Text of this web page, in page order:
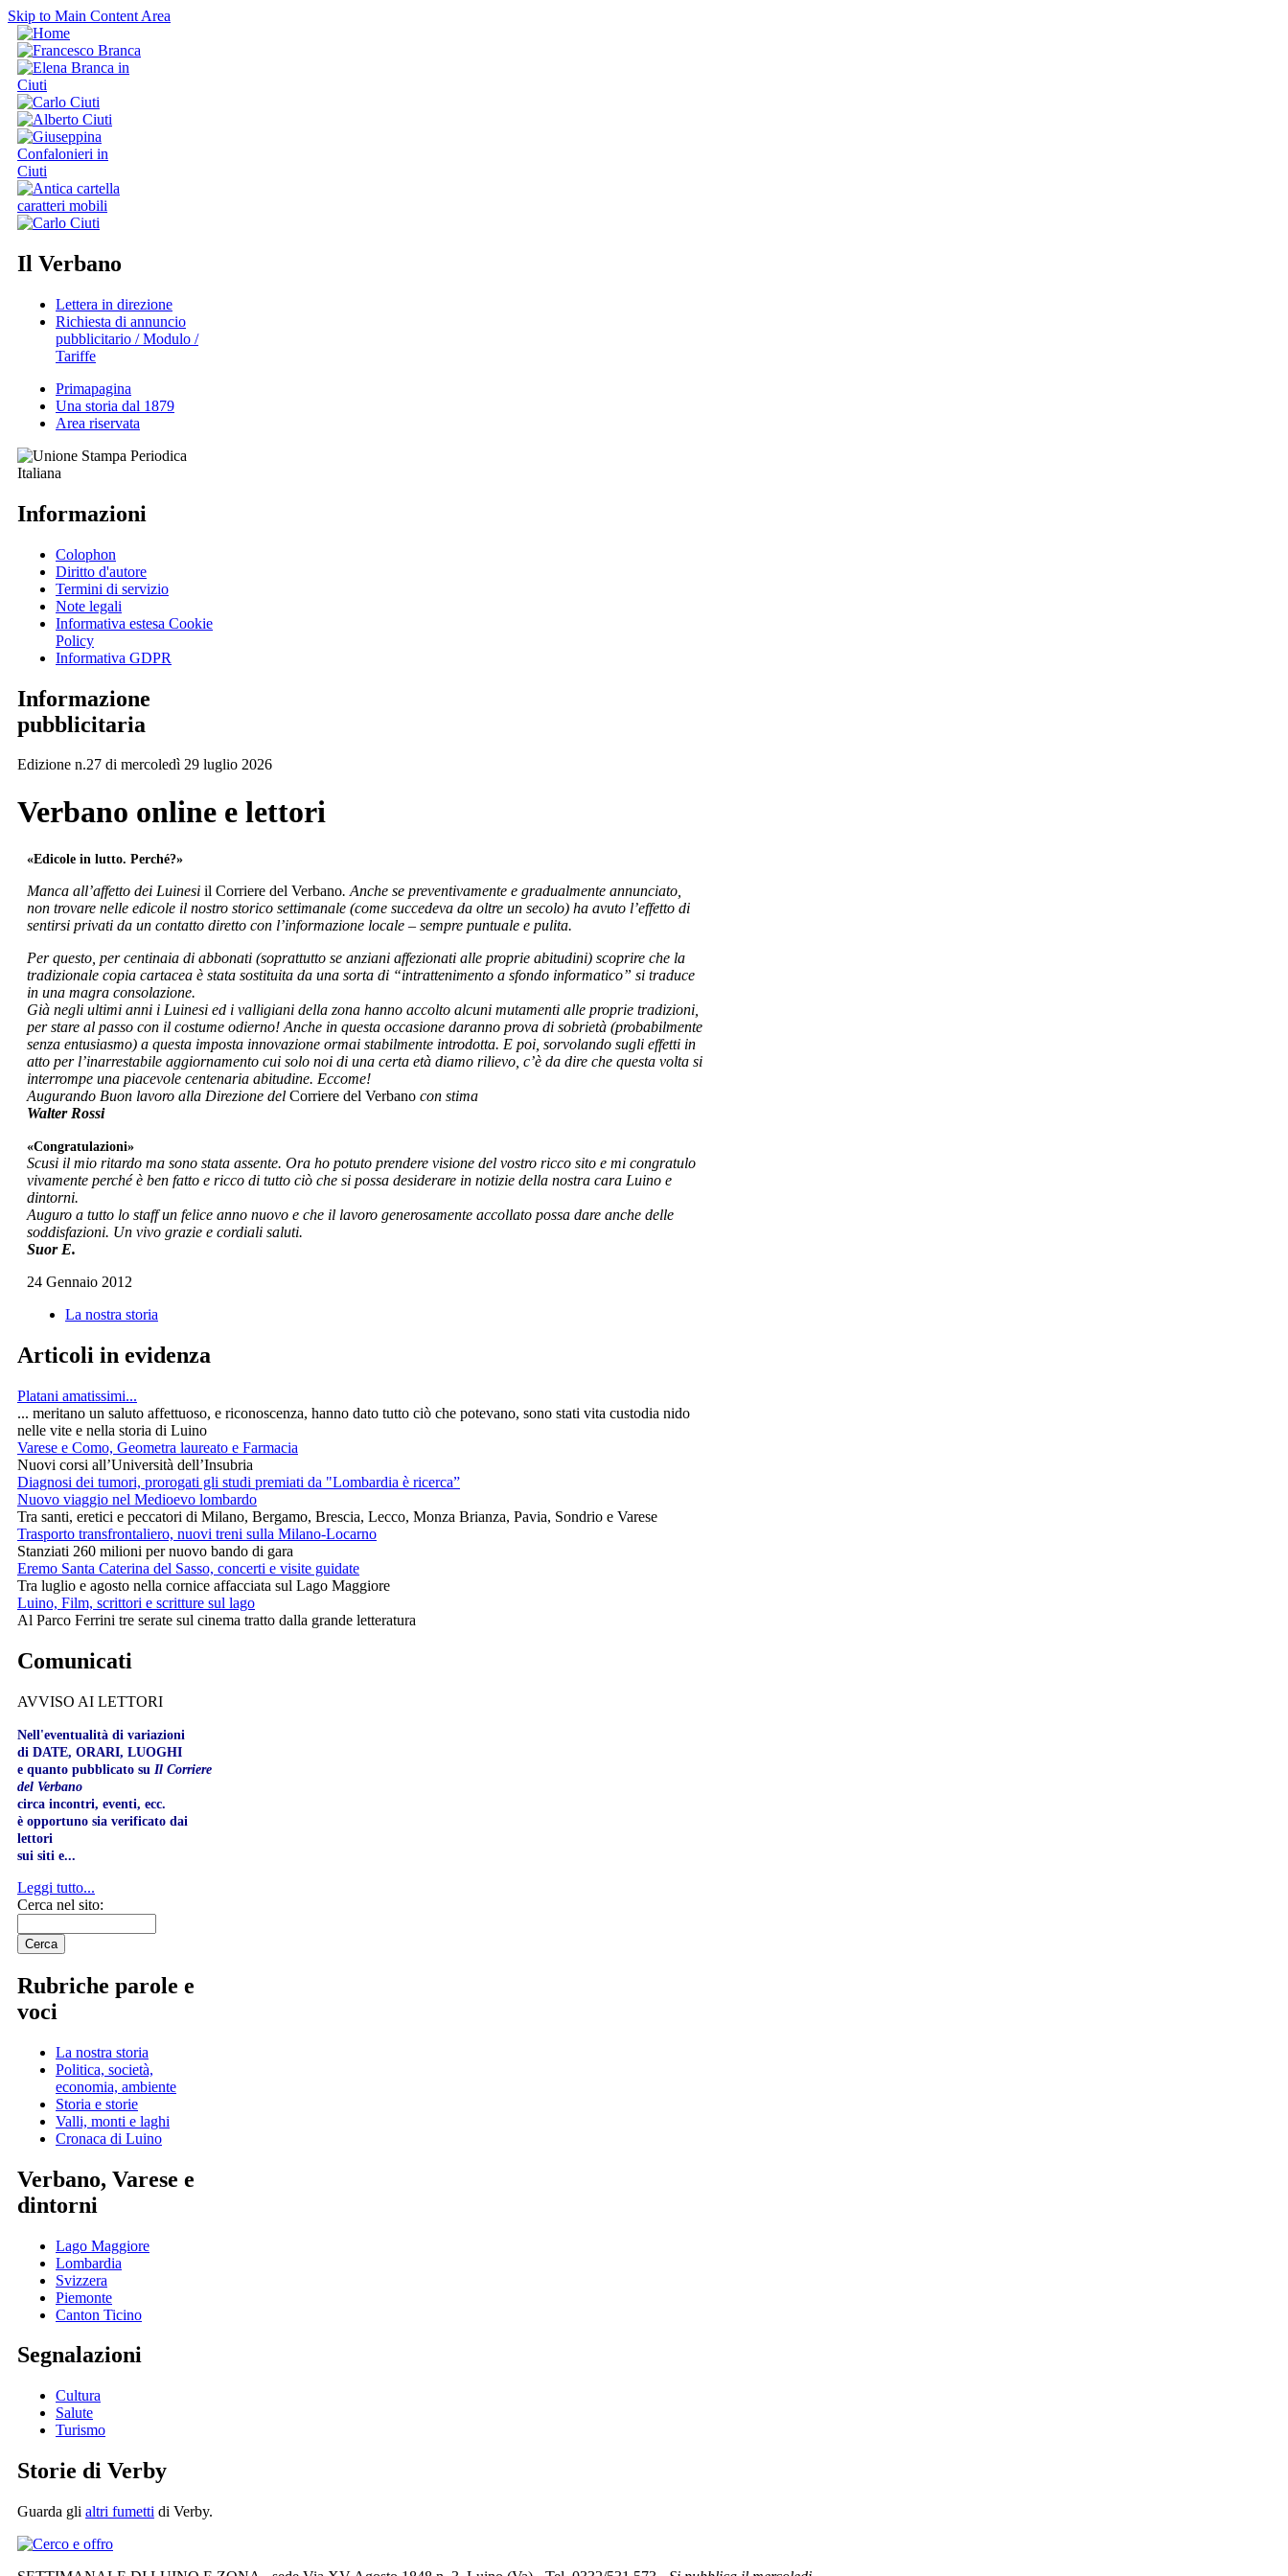
Skip to Main Content Area
Il Verbano
Lettera in direzione
Richiesta di annuncio
pubblicitario / Modulo /
Tariffe
Primapagina
Una storia dal 1879
Area riservata
Informazioni
Colophon
Diritto d'autore
Termini di servizio
Note legali
Informativa estesa Cookie
Policy
Informativa GDPR
Informazione
pubblicitaria
Edizione n.27 di mercoledì 29 luglio 2026
Verbano online e lettori
«Edicole in lutto. Perché?»
Manca all’affetto dei Luinesi il Corriere del Verbano. Anche se preventivamente e gradualmente annunciato,
non trovare nelle edicole il nostro storico settimanale (come succedeva da oltre un secolo) ha avuto l’effetto di
sentirsi privati da un contatto diretto con l’informazione locale – sempre puntuale e pulita.
Per questo, per centinaia di abbonati (soprattutto se anziani affezionati alle proprie abitudini) scoprire che la
tradizionale copia cartacea è stata sostituita da una sorta di “intrattenimento a sfondo informatico” si traduce
in una magra consolazione.
Già negli ultimi anni i Luinesi ed i valligiani della zona hanno accolto alcuni mutamenti alle proprie tradizioni,
per stare al passo con il costume odierno! Anche in questa occasione daranno prova di sobrietà (probabilmente
senza entusiasmo) a questa imposta innovazione ormai stabilmente introdotta. E poi, sorvolando sugli effetti in
atto per l’inarrestabile aggiornamento cui solo noi di una certa età diamo rilievo, c’è da dire che questa volta si
interrompe una piacevole centenaria abitudine. Eccome!
Augurando Buon lavoro alla Direzione del Corriere del Verbano con stima
Walter Rossi
«Congratulazioni»
Scusi il mio ritardo ma sono stata assente. Ora ho potuto prendere visione del vostro ricco sito e mi congratulo
vivamente perché è ben fatto e ricco di tutto ciò che si possa desiderare in notizie della nostra cara Luino e
dintorni.
Auguro a tutto lo staff un felice anno nuovo e che il lavoro generosamente accollato possa dare anche delle
soddisfazioni. Un vivo grazie e cordiali saluti.
Suor E.
24 Gennaio 2012
La nostra storia
Articoli in evidenza
Platani amatissimi...
... meritano un saluto affettuoso, e riconoscenza, hanno dato tutto ciò che potevano, sono stati vita custodia nido
nelle vite e nella storia di Luino
Varese e Como, Geometra laureato e Farmacia
Nuovi corsi all’Università dell’Insubria
Diagnosi dei tumori, prorogati gli studi premiati da "Lombardia è ricerca”
Nuovo viaggio nel Medioevo lombardo
Tra santi, eretici e peccatori di Milano, Bergamo, Brescia, Lecco, Monza Brianza, Pavia, Sondrio e Varese
Trasporto transfrontaliero, nuovi treni sulla Milano-Locarno
Stanziati 260 milioni per nuovo bando di gara
Eremo Santa Caterina del Sasso, concerti e visite guidate
Tra luglio e agosto nella cornice affacciata sul Lago Maggiore
Luino, Film, scrittori e scritture sul lago
Al Parco Ferrini tre serate sul cinema tratto dalla grande letteratura
Comunicati
AVVISO AI LETTORI
Nell'eventualità di variazioni
di DATE, ORARI, LUOGHI
e quanto pubblicato su Il Corriere
del Verbano
circa incontri, eventi, ecc.
è opportuno sia verificato dai
lettori
sui siti e...
Leggi tutto...
Cerca nel sito:
Rubriche parole e
voci
La nostra storia
Politica, società,
economia, ambiente
Storia e storie
Valli, monti e laghi
Cronaca di Luino
Verbano, Varese e
dintorni
Lago Maggiore
Lombardia
Svizzera
Piemonte
Canton Ticino
Segnalazioni
Cultura
Salute
Turismo
Storie di Verby
Guarda gli altri fumetti di Verby.